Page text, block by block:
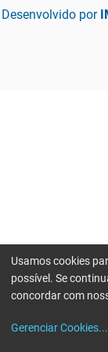
Desenvolvido por
Usamos cookies
possível. Se
concordar com
Gerenciar Cookies...
Erro ao enviar